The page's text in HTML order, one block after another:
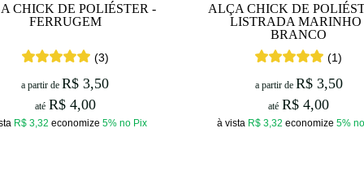
CHICK DE POLIÉSTER -
FERRUGEM
(3)
a partir de R$ 3,50
até R$ 4,00
R$ 3,32 economize5% no Pix
ALÇA CHICK DE
LISTRADA MARINHO
BRANCO
(1)
a partir de R$ 3,50
até R$ 4,00
à vista R$ 3,32 economize 5%